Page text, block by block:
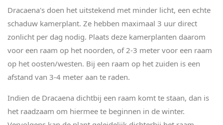
Dracaena's doen het uitstekend met minder licht, een echte
schaduw kamerplant. Ze hebben maximaal 3 uur direct
zonlicht per dag nodig. Plaats deze kamerplanten daarom
voor een raam op het noorden, of 2-3 meter voor een raam
op het oosten/westen. Bij een raam op het zuiden is een
afstand van 3-4 meter aan te raden.
Indien de Dracaena dichtbij een raam komt te staan, dan is
het raadzaam om hiermee te beginnen in de winter.